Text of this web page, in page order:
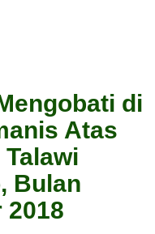
di
Atas
Bulan
2018